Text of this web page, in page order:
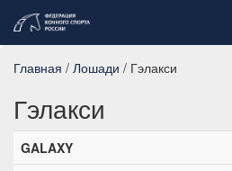
Главная / Лошади / Гэлакси
Гэлакси
GALAXY